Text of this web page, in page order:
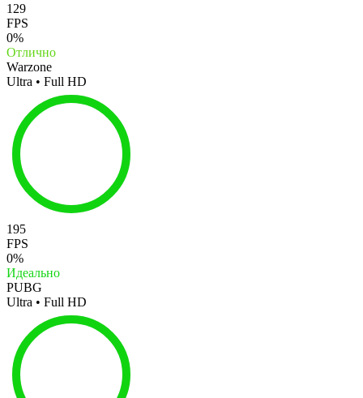
129
FPS
0%
Отлично
Warzone
Ultra • Full HD
195
FPS
0%
Идеально
PUBG
Ultra • Full HD